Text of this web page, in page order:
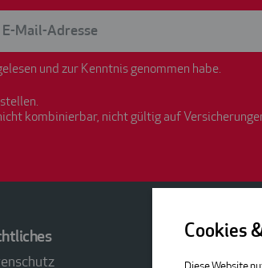
und zur Kenntnis genommen habe.
kombinierbar, nicht gültig auf
Kontakt
ACP
Cookies